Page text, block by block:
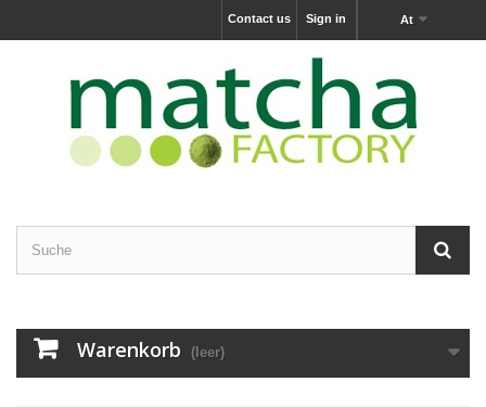
At
Sign in
Contact us
Warenkorb (leer)